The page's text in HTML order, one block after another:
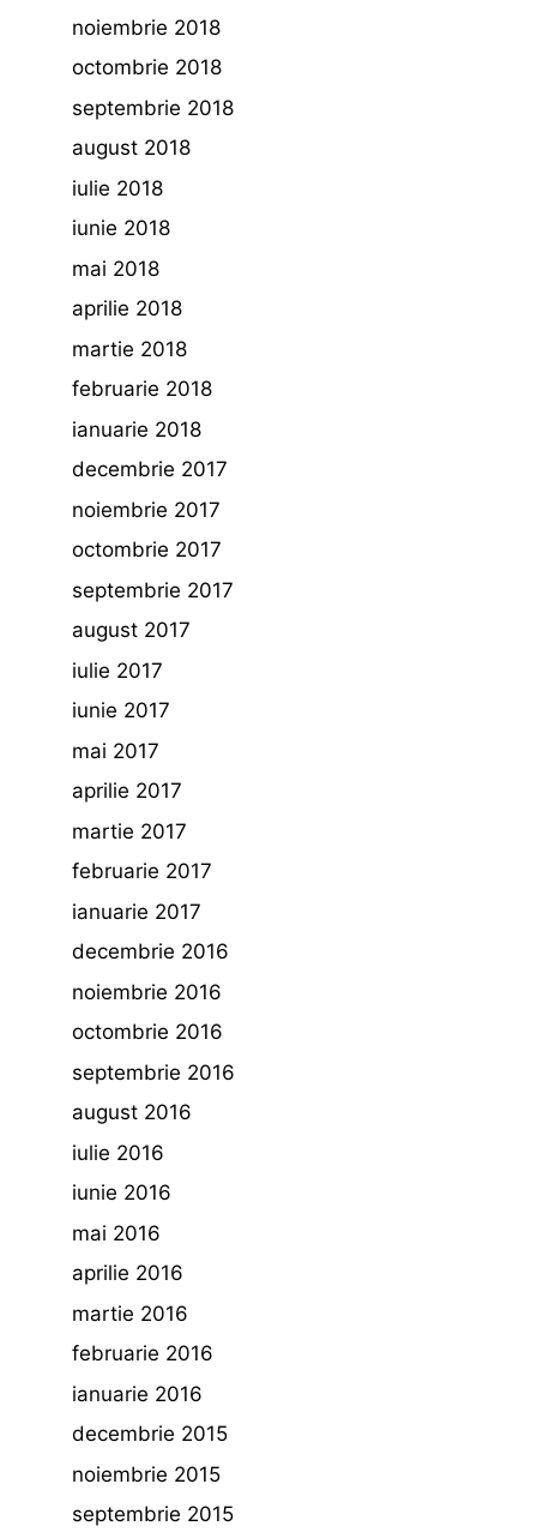
noiembrie 2018
octombrie 2018
septembrie 2018
august 2018
iulie 2018
iunie 2018
mai 2018
aprilie 2018
martie 2018
februarie 2018
ianuarie 2018
decembrie 2017
noiembrie 2017
octombrie 2017
septembrie 2017
august 2017
iulie 2017
iunie 2017
mai 2017
aprilie 2017
martie 2017
februarie 2017
ianuarie 2017
decembrie 2016
noiembrie 2016
octombrie 2016
septembrie 2016
august 2016
iulie 2016
iunie 2016
mai 2016
aprilie 2016
martie 2016
februarie 2016
ianuarie 2016
decembrie 2015
noiembrie 2015
septembrie 2015